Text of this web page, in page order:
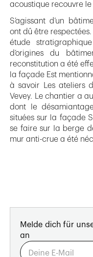
acoustique recouvre
S’agissant d’un
ont dû être
étude
d’origines du
reconstitution a été
la façade Est
à savoir Les ateliers
Vevey. Le chantier a
dont le
situées sur la façade
se faire sur la berge
mur anti-crue a été
Melde dich für
an